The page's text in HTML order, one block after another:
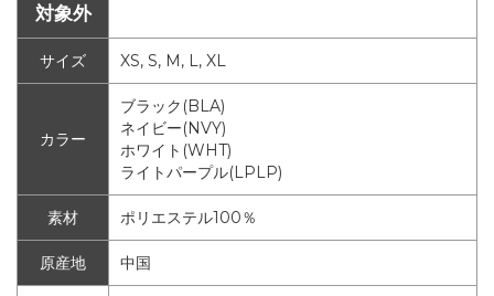
対象外
サイズ XS, S, M, L, XL
カラー
ブラック(BLA)
ネイビー(NVY)
ホワイト(WHT)
ライトパープル(LPLP)
素材 ポリエステル100％
原産地 中国